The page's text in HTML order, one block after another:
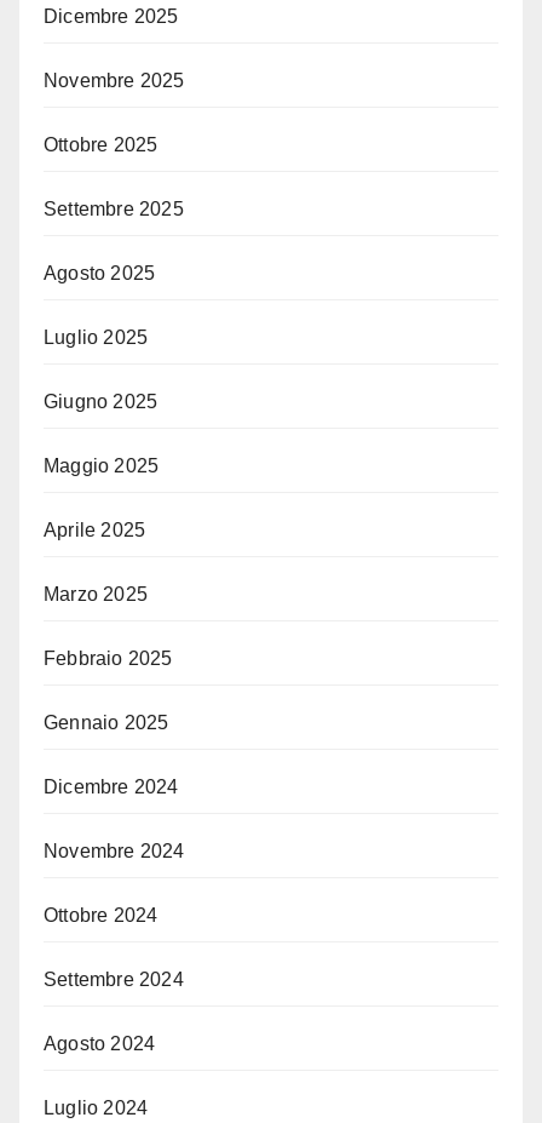
Dicembre 2025
Novembre 2025
Ottobre 2025
Settembre 2025
Agosto 2025
Luglio 2025
Giugno 2025
Maggio 2025
Aprile 2025
Marzo 2025
Febbraio 2025
Gennaio 2025
Dicembre 2024
Novembre 2024
Ottobre 2024
Settembre 2024
Agosto 2024
Luglio 2024